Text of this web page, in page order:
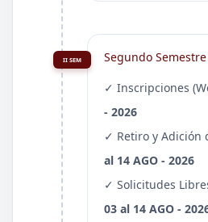
II SEM
Segundo
✓ Inscripciones
- 2026
✓ Retiro y Adición
al 14 AGO - 2026
✓ Solicitudes
03 al 14 AGO -